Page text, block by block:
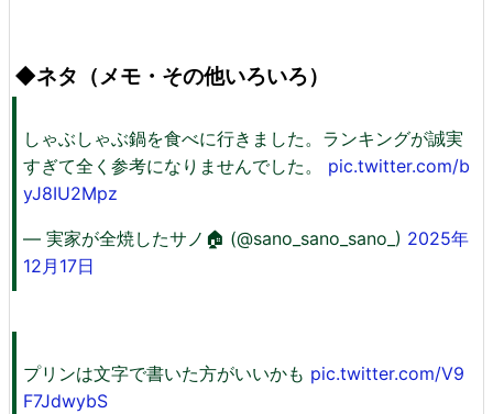
◆ネタ（メモ・その他いろいろ）
しゃぶしゃぶ鍋を食べに行きました。ランキングが誠実
すぎて全く参考になりませんでした。 pic.twitter.com/b
yJ8IU2Mpz
— 実家が全焼したサノ🏠 (@sano_sano_sano_) 2025年
12月17日
プリンは文字で書いた方がいいかも pic.twitter.com/V9
F7JdwybS